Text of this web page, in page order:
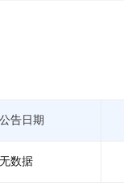
告日期
数据